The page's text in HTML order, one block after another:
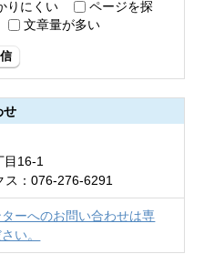
りにくい
ページを探
文章量が多い
せ
16-1
：076-276-6291
ーへのお問い合わせは専
い。